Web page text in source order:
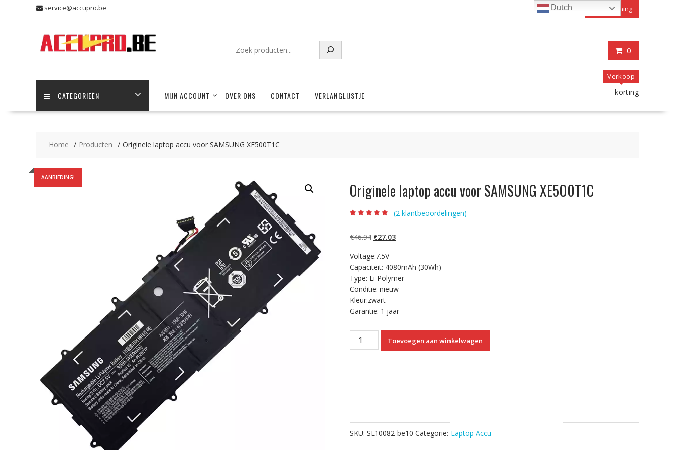
service@accupro.be Mijn rekening
0
Zoeken
CATEGORIEËN MIJN ACCOUNT OVER ONS CONTACT VERLANGLIJSTJE
Verkoop
korting
Home Producten Originele laptop accu voor SAMSUNG XE500T1C
AANBIEDING!
Originele laptop accu voor SAMSUNG XE500T1C
gebaseerd op
klantbeoordelinge
(2 klantbeoordelingen)
€46.94 Oorspronkelijke
was:
€46.94.
€27.03Huidige
€27.03.
Voltage:7.5V
Capaciteit: 4080mAh (30Wh)
Type: Li-Polymer
Conditie: nieuw
Kleur:zwart
Garantie: 1 jaar
Originele
laptop
Toevoegen aan winkelwagen
SKU: SL10082-be10 Categorie: Laptop Accu
Dutch